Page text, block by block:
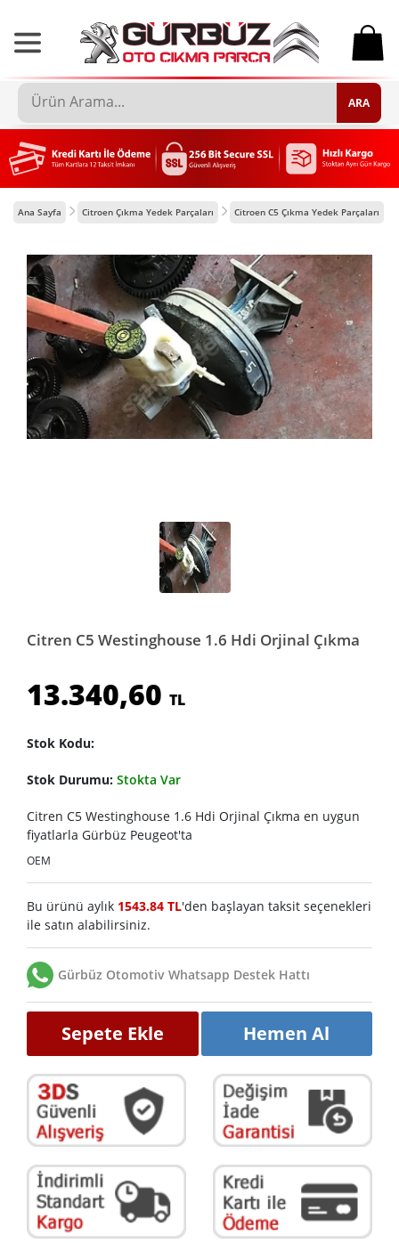
0
ARA
Ana Sayfa Citroen Çıkma Yedek Parçaları Citroen C5 Çıkma Yedek Parçaları
Citren C5 Westinghouse 1.6 Hdi Orjinal Çıkma
13.340,60 TL
Stok Kodu:
Stok Durumu: Stokta Var
Citren C5 Westinghouse 1.6 Hdi Orjinal Çıkma en uygun
fiyatlarla Gürbüz Peugeot'ta
OEM
Bu ürünü aylık 1543.84 TL'den başlayan taksit seçenekleri
ile satın alabilirsiniz.
Gürbüz Otomotiv Whatsapp Destek Hattı
Sepete Ekle Hemen Al